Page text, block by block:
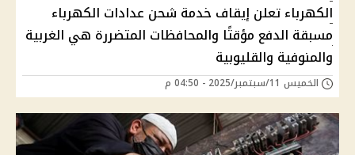
الكهرباء تعلن إيقاف خدمة شحن عدادات الكهرباء
مسبقة الدفع مؤقتًا والمحافظات المتضررة هي الغربية
والمنوفية والقليوبية
الخميس 11/سبتمبر/2025 - 04:50 م